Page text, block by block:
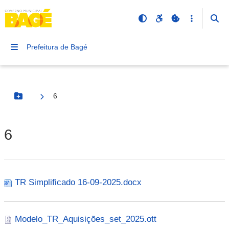
Prefeitura de Bagé
Botão Menu
6
6
TR Simplificado 16-09-2025.docx
Modelo_TR_Aquisições_set_2025.ott